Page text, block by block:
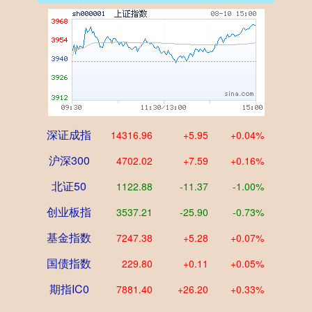
深证成指 14316.96 +5.95 +0.04%
沪深300 4702.02 +7.59 +0.16%
北证50 1122.88 -11.37 -1.00%
创业板指 3537.21 -25.90 -0.73%
基金指数 7247.38 +5.28 +0.07%
国债指数 229.80 +0.11 +0.05%
期指IC0 7881.40 +26.20 +0.33%